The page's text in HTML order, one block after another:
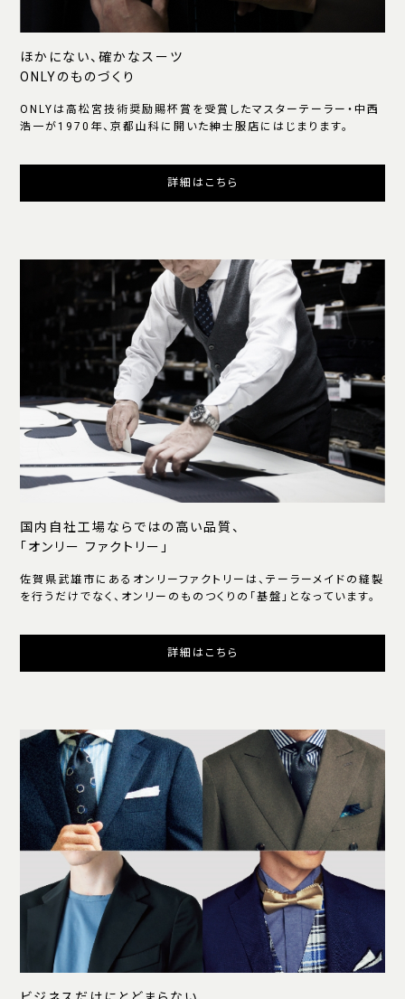
ほかにない、確かなスーツ
ONLYのものづくり
ONLYは高松宮技術奨励賜杯賞を受賞したマスターテーラー・中西
浩一が1970年、京都山科に開いた紳士服店にはじまります。
詳細はこちら
国内自社工場ならではの高い品質、
「オンリー ファクトリー」
佐賀県武雄市にあるオンリーファクトリーは、テーラーメイドの縫製
を行うだけでなく、オンリーのものつくりの「基盤」となっています。
詳細はこちら